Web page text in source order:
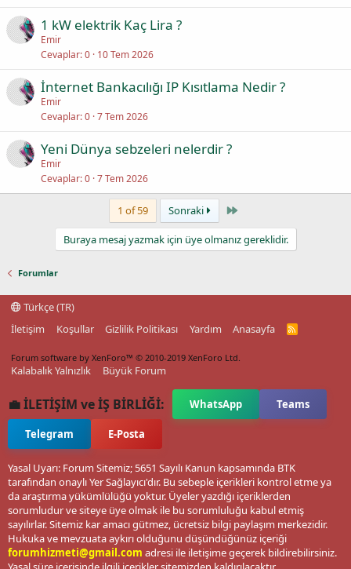
1 kW elektrik Kaç Lira ?
Emir
Cevaplar 0 10 Tem 2026
İnternet Bankacılığı IP Kısıtlama Nedir ?
Emir
Cevaplar 0 7 Tem 2026
Yeni Dünya sebzeleri nelerdir ?
Emir
Cevaplar 0 7 Tem 2026
1 of 59 Sonraki Last
Buraya mesaj yazmak için üye olmanız gereklidir.
Forumlar
Türkçe (TR)
İletişim
Koşullar Gizlilik Politikası Yardım Anasayfa
R
Forum software by XenForo™ © 2010-2019 XenForo Ltd.
Kalabalık Yalnızlık Büyük Forum
💼 İLETİŞİM ve İŞ BİRLİĞİ: WhatsApp Teams
Telegram E-Posta
Yasal Uyarı: Forum Sitemiz; 5651 Sayılı Kanun kapsamında BTK
tarafından onaylı Yer Sağlayıcı'dır. Bu sebeple içerikleri kontrol etme ya
da araştırma yükümlülüğü yoktur. Üyeler yazdığı içeriklerden
sorumludur ve siteye üye olmak ile bu sorumluluğu kabul etmiş
sayılırlar. Sitemiz kar amacı gütmez, ücretsiz bilgi paylaşım merkezidir.
Hukuka ve mevzuata aykırı olduğunu düşündüğünüz içeriği
forumhizmeti@gmail.com adresi ile iletişime geçerek bildirebilirsiniz.